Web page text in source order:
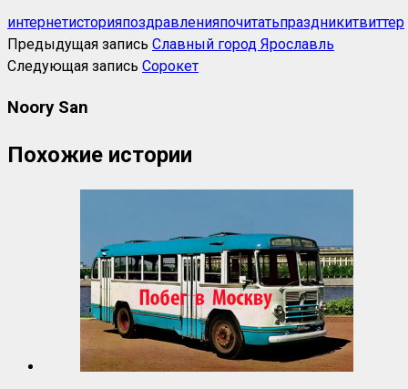
интернетисторияпоздравленияпочитатьпраздникитвиттер
Предыдущая запись Славный город Ярославль
Следующая запись Сорокет
Noory San
Похожие истории